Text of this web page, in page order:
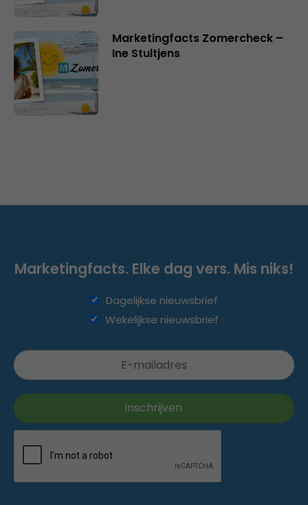
Marketingfacts Zomercheck –
Ine Stultjens
Marketingfacts. Elke dag vers. Mis niks!
Dagelijkse nieuwsbrief
Wekelijkse nieuwsbrief